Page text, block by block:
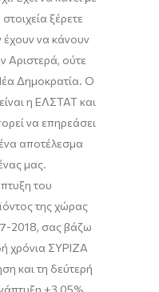
ξέρετε
έχουν να κάνουν
Αριστερά, ούτε
Δημοκρατία. Ο
η ΕΛΣΤΑΤ και
να επηρεάσει
αποτέλεσμα
μας.
του
της χώρας
2018, σας βάζω
χρόνια ΣΥΡΙΖΑ
και τη δεύτερή